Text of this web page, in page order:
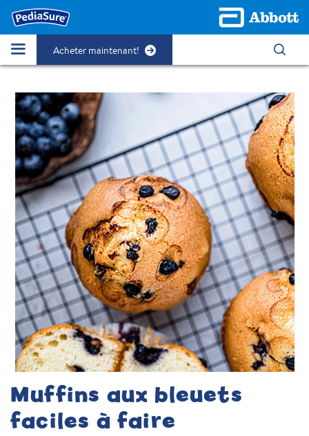
Acheter maintenant!
Muffins aux bleuets
faciles à faire